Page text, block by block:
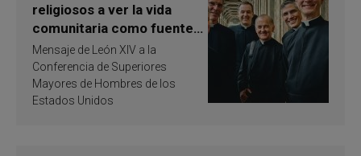
religiosos a ver la vida
comunitaria como fuente
de inspiración y
santificación
Mensaje de León XIV a la
Conferencia de Superiores
Mayores de Hombres de los
Estados Unidos